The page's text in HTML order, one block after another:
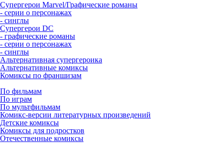
Супергерои Marvel/Графические романы
- серии о персонажах
- синглы
Супергерои DC
- графические романы
- серии о персонажах
- синглы
Альтернативная супергероика
Альтернативные комиксы
Комиксы по франшизам
По фильмам
По играм
По мультфильмам
Комикс-версии литературных произведений
Детские комиксы
Комиксы для подростков
Отечественные комиксы